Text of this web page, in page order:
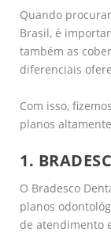
Quando
Brasil, é
também as
diferenciais
Com isso,
planos
1.
O Bradesco
planos
de atendimento